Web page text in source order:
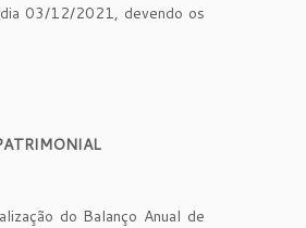
03/12/2021, devendo os
do Balanço Anual de